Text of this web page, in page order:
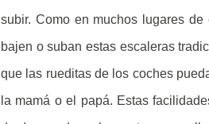
subir. Como en muchos lugares
bajen o suban estas escaleras
que las rueditas de los coches
la mamá o el papá. Estas